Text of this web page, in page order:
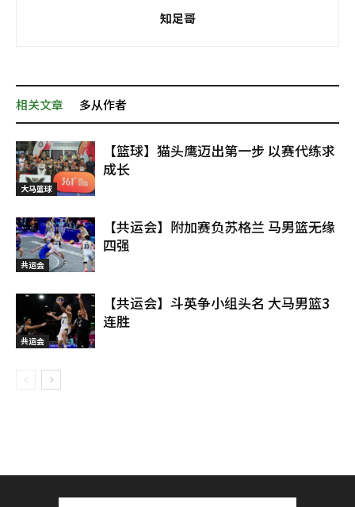
知足哥
相关文章 多从作者
大马篮球
【篮球】猫头鹰迈出第一步 以赛代练求
成长
共运会
【共运会】附加赛负苏格兰 马男篮无缘
四强
共运会
【共运会】斗英争小组头名 大马男篮3
连胜